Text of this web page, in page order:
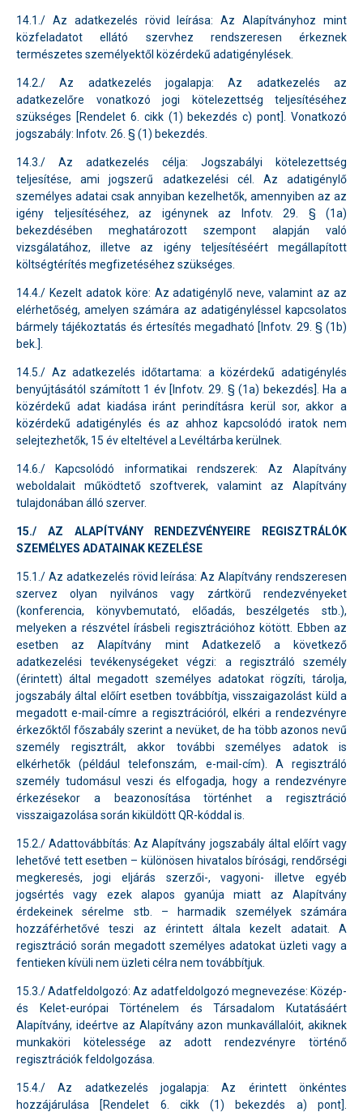
14.1./ Az adatkezelés rövid leírása: Az Alapítványhoz mint
közfeladatot ellátó szervhez rendszeresen érkeznek
természetes személyektől közérdekű adatigénylések.
14.2./ Az adatkezelés jogalapja: Az adatkezelés az
adatkezelőre vonatkozó jogi kötelezettség teljesítéséhez
szükséges [Rendelet 6. cikk (1) bekezdés c) pont]. Vonatkozó
jogszabály: Infotv. 26. § (1) bekezdés.
14.3./ Az adatkezelés célja: Jogszabályi kötelezettség
teljesítése, ami jogszerű adatkezelési cél. Az adatigénylő
személyes adatai csak annyiban kezelhetők, amennyiben az az
igény teljesítéséhez, az igénynek az Infotv. 29. § (1a)
bekezdésében meghatározott szempont alapján való
vizsgálatához, illetve az igény teljesítéséért megállapított
költségtérítés megfizetéséhez szükséges.
14.4./ Kezelt adatok köre: Az adatigénylő neve, valamint az az
elérhetőség, amelyen számára az adatigényléssel kapcsolatos
bármely tájékoztatás és értesítés megadható [Infotv. 29. § (1b)
bek.].
14.5./ Az adatkezelés időtartama: a közérdekű adatigénylés
benyújtásától számított 1 év [Infotv. 29. § (1a) bekezdés]. Ha a
közérdekű adat kiadása iránt perindításra kerül sor, akkor a
közérdekű adatigénylés és az ahhoz kapcsolódó iratok nem
selejtezhetők, 15 év elteltével a Levéltárba kerülnek.
14.6./ Kapcsolódó informatikai rendszerek: Az Alapítvány
weboldalait működtető szoftverek, valamint az Alapítvány
tulajdonában álló szerver.
15./ AZ ALAPÍTVÁNY RENDEZVÉNYEIRE REGISZTRÁLÓK
SZEMÉLYES ADATAINAK KEZELÉSE
15.1./ Az adatkezelés rövid leírása: Az Alapítvány rendszeresen
szervez olyan nyilvános vagy zártkörű rendezvényeket
(konferencia, könyvbemutató, előadás, beszélgetés stb.),
melyeken a részvétel írásbeli regisztrációhoz kötött. Ebben az
esetben az Alapítvány mint Adatkezelő a következő
adatkezelési tevékenységeket végzi: a regisztráló személy
(érintett) által megadott személyes adatokat rögzíti, tárolja,
jogszabály által előírt esetben továbbítja, visszaigazolást küld a
megadott e-mail-címre a regisztrációról, elkéri a rendezvényre
érkezőktől főszabály szerint a nevüket, de ha több azonos nevű
személy regisztrált, akkor további személyes adatok is
elkérhetők (például telefonszám, e-mail-cím). A regisztráló
személy tudomásul veszi és elfogadja, hogy a rendezvényre
érkezésekor a beazonosítása történhet a regisztráció
visszaigazolása során kiküldött QR-kóddal is.
15.2./ Adattovábbítás: Az Alapítvány jogszabály által előírt vagy
lehetővé tett esetben – különösen hivatalos bírósági, rendőrségi
megkeresés, jogi eljárás szerzői-, vagyoni- illetve egyéb
jogsértés vagy ezek alapos gyanúja miatt az Alapítvány
érdekeinek sérelme stb. – harmadik személyek számára
hozzáférhetővé teszi az érintett általa kezelt adatait. A
regisztráció során megadott személyes adatokat üzleti vagy a
fentieken kívüli nem üzleti célra nem továbbítjuk.
15.3./ Adatfeldolgozó: Az adatfeldolgozó megnevezése: Közép-
és Kelet-európai Történelem és Társadalom Kutatásáért
Alapítvány, ideértve az Alapítvány azon munkavállalóit, akiknek
munkaköri kötelessége az adott rendezvényre történő
regisztrációk feldolgozása.
15.4./ Az adatkezelés jogalapja: Az érintett önkéntes
hozzájárulása [Rendelet 6. cikk (1) bekezdés a) pont].